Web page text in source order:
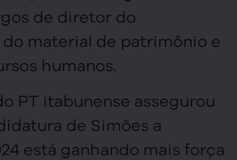
de diretor do
material de patrimônio e
humanos.
PT itabunense assegurou
de Simões a
está ganhando mais força